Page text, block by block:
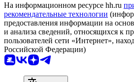
На информационном ресурсе hh.ru
рекомендательные технологии
предоставления информации на
и анализа сведений, относящихся к
пользователей сети «Интернет»,
Российской Федерации)